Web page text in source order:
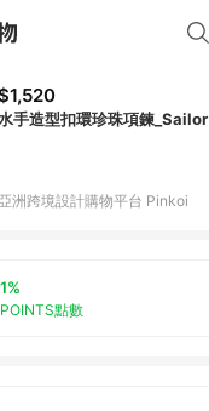
手造型扣環珍珠項鍊_Sailor
洲跨境設計購物平台 Pinkoi
點數